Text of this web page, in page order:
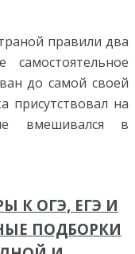
правили два
самостоятельное
до самой своей
присутствовал на
вмешивался в
К ОГЭ, ЕГЭ И
ПОДБОРКИ